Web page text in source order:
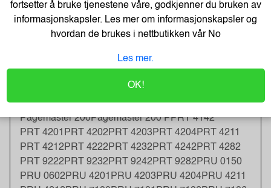
I
Inkjet PTRItalia 4/20Italia 4/21Italia 4/22 Italia 4/23
Pagemaster 200Pagemaster 200 PPRT 4142
PRT 4201 PRT 4202PRT 4203 PRT 4204PRT 4211
PRT 4212PRT 4222PRT 4232PRT 4242PRT 4282
PRT 9222PRT 9232PRT 9242PRT 9282PRU 0150
PRU 0602PRU 4201 PRU 4203 PRU 4204PRU 4211
fortsetter å bruke tjenestene våre, godkjenner du bruken av
informasjonskapsler. Les mer om informasjonskapsler og
hvordan de brukes i nettbutikken vårNo
Les mer.
OK!